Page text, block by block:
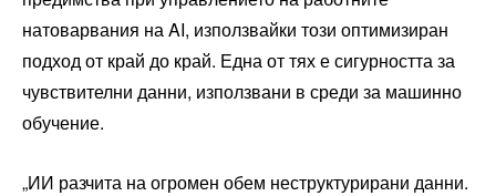
натоварвания на AI, използвайки този оптимизиран
подход от край до край. Една от тях е сигурността за
чувствителни данни, използвани в среди за машинно
обучение.
„ИИ разчита на огромен обем неструктурирани данни.